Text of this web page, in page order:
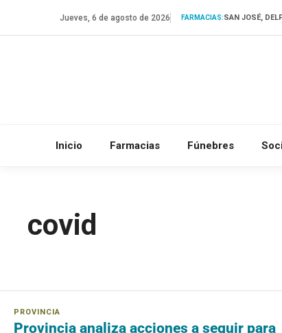
Jueves, 6 de agosto de 2026 FARMACIAS:SAN JOSÉ,
Inicio Farmacias Fúnebres
covid
Provincia analiza acciones a seguir para